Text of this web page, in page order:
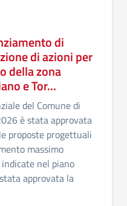
di
di azioni per
della zona
e Tor...
del Comune di
è stata approvata
proposte progettuali
massimo
indicate nel piano
approvata la